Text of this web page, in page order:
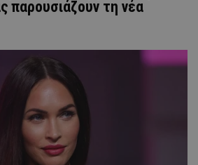
παρουσιάζουν τη νέα